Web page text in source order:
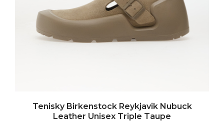
Tenisky Birkenstock Reykjavik Nubuck
Leather Unisex Triple Taupe